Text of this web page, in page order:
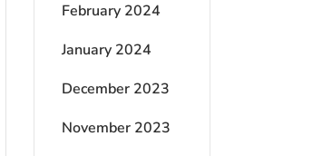
February 2024
January 2024
December 2023
November 2023